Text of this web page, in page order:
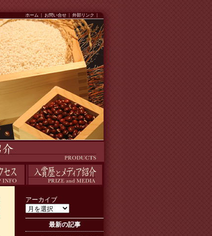
ホーム お問い合せ 外部リンク
アーカイブ
最新の記事